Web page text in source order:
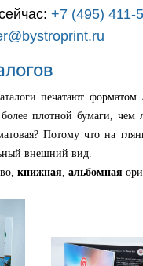
+7 (495) 411-
печатают форматом
плотной бумаги,
Потому что на
внешний вид.
книжная альбомная